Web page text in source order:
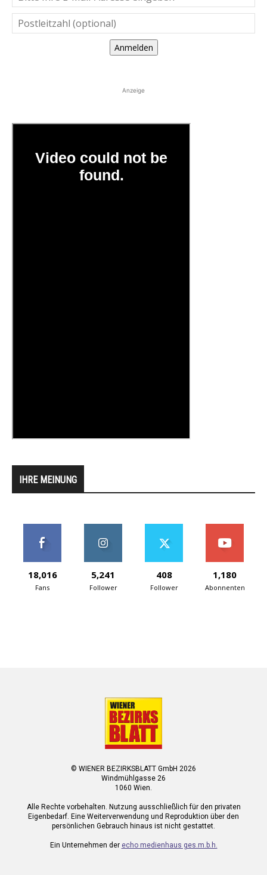
Anmelden
Anzeige
IHRE MEINUNG
18,016
Fans
5,241
Follower
408
Follower
1,180
Abonnenten
© WIENER BEZIRKSBLATT GmbH 2026
Windmühlgasse 26
1060 Wien.
Alle Rechte vorbehalten. Nutzung ausschließlich für den privaten
Eigenbedarf. Eine Weiterverwendung und Reproduktion über den
persönlichen Gebrauch hinaus ist nicht gestattet.
Ein Unternehmen der echo medienhaus ges.m.b.h.